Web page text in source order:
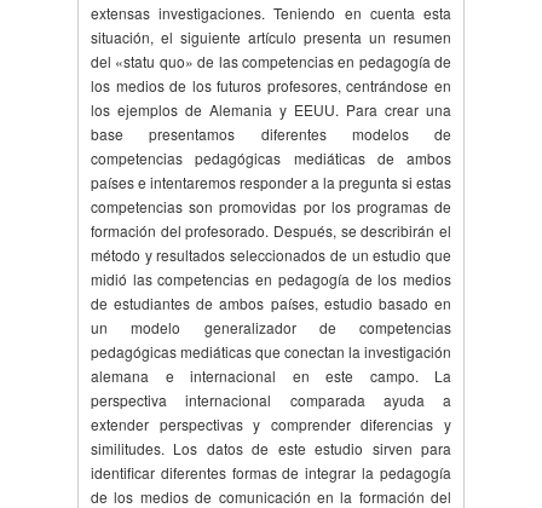
extensas investigaciones. Teniendo en cuenta esta
situación, el siguiente artículo presenta un resumen
del «statu quo» de las competencias en pedagogía de
los medios de los futuros profesores, centrándose en
los ejemplos de Alemania y EEUU. Para crear una
base presentamos diferentes modelos de
competencias pedagógicas mediáticas de ambos
países e intentaremos responder a la pregunta si estas
competencias son promovidas por los programas de
formación del profesorado. Después, se describirán el
método y resultados seleccionados de un estudio que
midió las competencias en pedagogía de los medios
de estudiantes de ambos países, estudio basado en
un modelo generalizador de competencias
pedagógicas mediáticas que conectan la investigación
alemana e internacional en este campo. La
perspectiva internacional comparada ayuda a
extender perspectivas y comprender diferencias y
similitudes. Los datos de este estudio sirven para
identificar diferentes formas de integrar la pedagogía
de los medios de comunicación en la formación del